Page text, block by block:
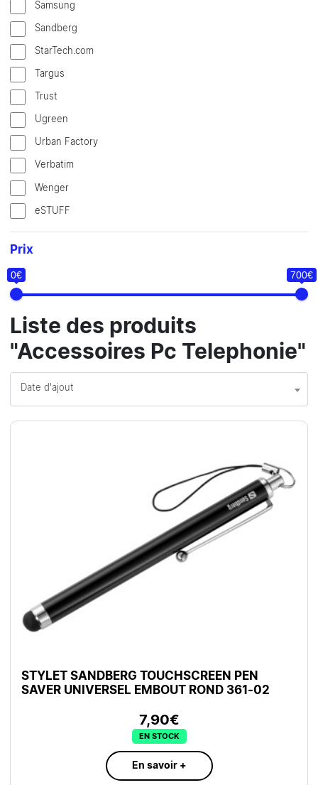
Samsung
Sandberg
StarTech.com
Targus
Trust
Ugreen
Urban Factory
Verbatim
Wenger
eSTUFF
Prix
0€ 700€
Liste des produits
"Accessoires Pc Telephonie"
Date d'ajout
STYLET SANDBERG TOUCHSCREEN PEN
SAVER UNIVERSEL EMBOUT ROND 361-02
7,90€
EN STOCK
En savoir +